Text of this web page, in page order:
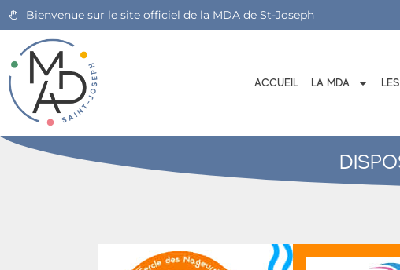
Bienvenue sur le site officiel de la MDA de St-Joseph
ACCUEIL LA MDA